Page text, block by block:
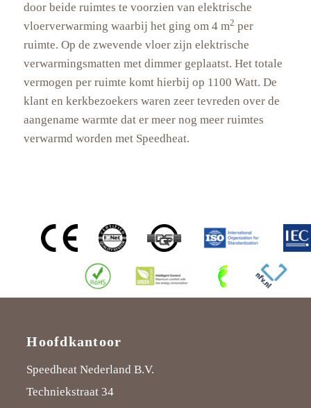
door beide ruimtes te voorzien van elektrische
vloerverwarming waarbij het ging om 4 m2 per
ruimte. Op de zwevende vloer zijn elektrische
verwarmingsmatten met dimmer geplaatst. Het totale
vermogen per ruimte komt hierbij op 1100 Watt. De
klant en kerkbezoekers waren zeer tevreden over de
aangename warmte dat er meer nog meer ruimtes
verwarmd worden met Speedheat.
Hoofdkantoor
Speedheat Nederland B.V.
Techniekstraat 34